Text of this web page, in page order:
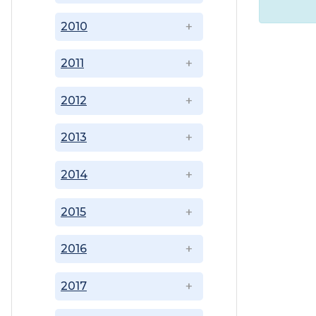
2010
2011
2012
2013
2014
2015
2016
2017